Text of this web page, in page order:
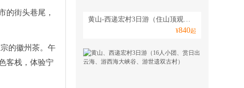
黄山-西递宏村3日游（住山顶观日出、游西海大峡谷、纯玩团、初到黄山必游路线）
¥840起
的街头巷尾，
的徽州茶。午
客栈，体验宁